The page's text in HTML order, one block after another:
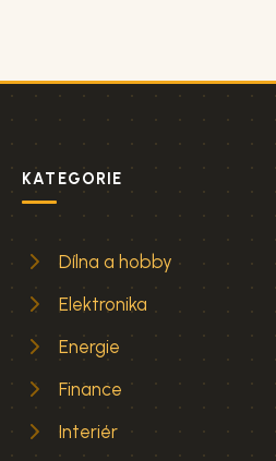
KATEGORIE
Dílna a hobby
Elektronika
Energie
Finance
Interiér